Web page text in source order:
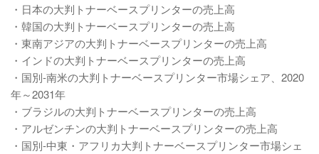
・日本の大判トナーベースプリンターの売上高
・韓国の大判トナーベースプリンターの売上高
・東南アジアの大判トナーベースプリンターの売上高
・インドの大判トナーベースプリンターの売上高
・国別-南米の大判トナーベースプリンター市場シェア、2020
年～2031年
・ブラジルの大判トナーベースプリンターの売上高
・アルゼンチンの大判トナーベースプリンターの売上高
・国別-中東・アフリカ大判トナーベースプリンター市場シェ